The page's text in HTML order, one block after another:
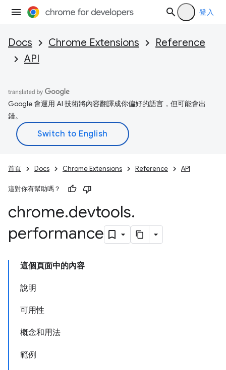
登入
Docs Chrome Extensions
Reference
API
Google 會運用 AI 技術將內容翻譯成你偏好的語言，但可能會出
錯。
首頁 Docs Chrome Extensions Reference API
這對你有幫助嗎？
chrome.devtools.
performance
這個頁面中的內容
說明
可用性
概念和用法
範例